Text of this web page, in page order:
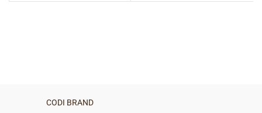
CODI BRAND